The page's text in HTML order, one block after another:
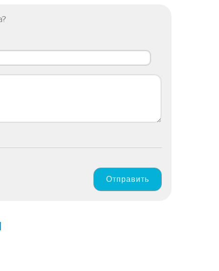
Отправить